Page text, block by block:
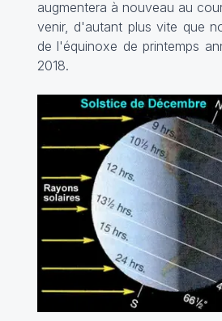
augmentera à nouveau au
venir, d'autant plus vite que
de l'équinoxe de printemps
2018.